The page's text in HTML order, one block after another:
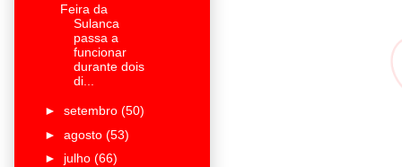
Feira da
Sulanca
passa a
funcionar
durante dois
di...
► setembro (50)
► agosto (53)
► julho (66)